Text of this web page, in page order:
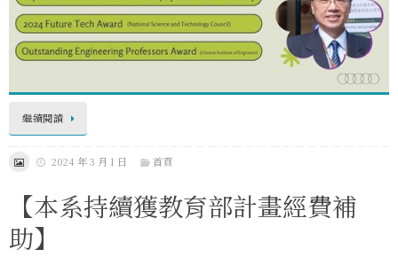
繼續閱讀
2024 年 3 月 1 日 首頁
【本系持續獲教育部計畫經費補
助】